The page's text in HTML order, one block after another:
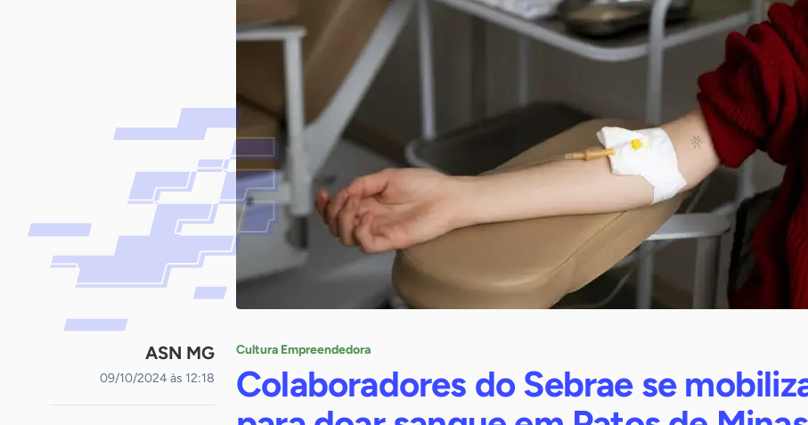
ASN MG
09/10/2024 às 12:18
Cultura Empreendedora
Colaboradores do Sebrae se